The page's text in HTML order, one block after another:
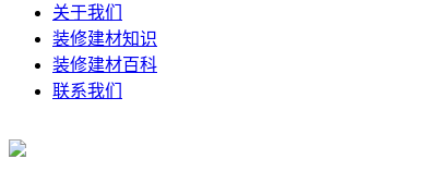
关于我们
装修建材知识
装修建材百科
联系我们